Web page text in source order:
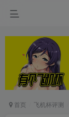
首页 飞机杯评测